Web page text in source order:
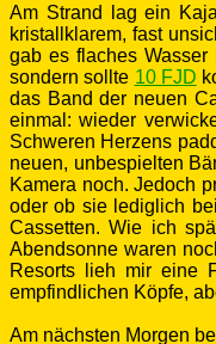
Am Strand lag ein
kristallklarem, fast
gab es flaches
sondern sollte 10 FJD
das Band der neuen
einmal: wieder
Schweren Herzens
neuen, unbespielten
Kamera noch. Jedoch
oder ob sie lediglich
Cassetten. Wie ich
Abendsonne waren
Resorts lieh mir eine
empfindlichen Köpfe,
Am nächsten Morgen